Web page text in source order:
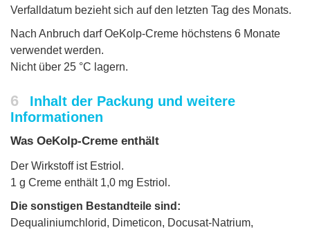
Verfalldatum bezieht sich auf den letzten Tag des Monats.
Nach Anbruch darf OeKolp-Creme höchstens 6 Monate
verwendet werden.
Nicht über 25 °C lagern.
6
Inhalt der Packung und weitere
Informationen
Was OeKolp-Creme enthält
Der Wirkstoff ist Estriol.
1 g Creme enthält 1,0 mg Estriol.
Die sonstigen Bestandteile sind:
Dequaliniumchlorid, Dimeticon, Docusat-Natrium,